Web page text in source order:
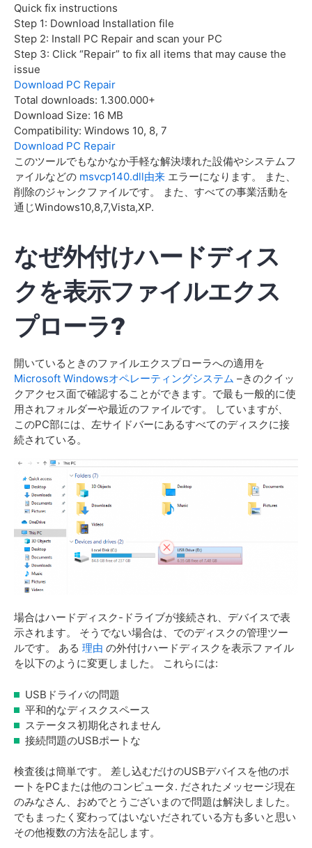
Quick fix instructions
Step 1: Download Installation file
Step 2: Install PC Repair and scan your PC
Step 3: Click “Repair” to fix all items that may cause the
issue
Download PC Repair
Total downloads: 1.300.000+
Download Size: 16 MB
Compatibility: Windows 10, 8, 7
Download PC Repair
このツールでもなかなか手軽な解決壊れた設備やシステムフ
ァイルなどの msvcp140.dll由来 エラーになります。 また、
削除のジャンクファイルです。 また、すべての事業活動を
通じWindows10,8,7,Vista,XP.
なぜ外付けハードディス
クを表示ファイルエクス
プローラ?
開いているときのファイルエクスプローラへの適用を
Microsoft Windowsオペレーティングシステム –きのクイッ
クアクセス面で確認することができます。で最も一般的に使
用されフォルダーや最近のファイルです。 していますが、
このPC部には、左サイドバーにあるすべてのディスクに接
続されている。
場合はハードディスク-ドライブが接続され、デバイスで表
示されます。 そうでない場合は、でのディスクの管理ツー
ルです。 ある 理由 の外付けハードディスクを表示ファイル
を以下のように変更しました。 これらには:
USBドライバの問題
平和的なディスクスペース
ステータス初期化されません
接続問題のUSBポートな
検査後は簡単です。 差し込むだけのUSBデバイスを他のポ
ートをPCまたは他のコンピュータ. だされたメッセージ現在
のみなさん、おめでとうございまので問題は解決しました。
でもまったく変わってはいないだされている方も多いと思い
その他複数の方法を記します。